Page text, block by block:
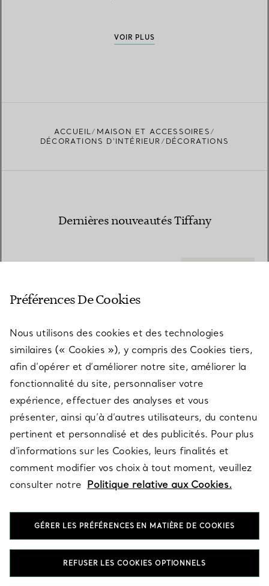
VOIR PLUS
ACCUEIL
MAISON ET ACCESSOIRES
DÉCORATIONS D'INTÉRIEUR
DÉCORATIONS
Dernières nouveautés Tiffany
SERVICE CLIENT
SERVICES
Préférences De Cookies
Nous utilisons des cookies et des technologies
similaires (« Cookies »), y compris des Cookies tiers,
afin d’opérer et d’améliorer notre site, améliorer la
fonctionnalité du site, personnaliser votre
expérience, effectuer des analyses et vous
présenter, ainsi qu’à d’autres utilisateurs, du contenu
pertinent et personnalisé et des publicités. Pour plus
d’informations sur les Cookies, leurs finalités et
comment modifier vos choix à tout moment, veuillez
consulter notre Politique relative aux Cookies.
GÉRER LES PRÉFÉRENCES EN MATIÈRE DE COOKIES
REFUSER LES COOKIES OPTIONNELS